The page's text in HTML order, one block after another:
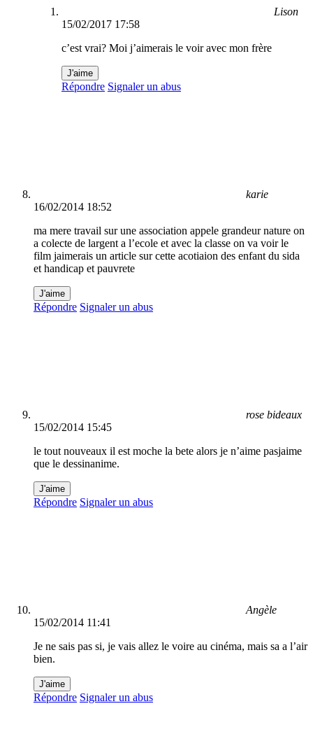
Lison
15/02/2017 17:58
c’est vrai? Moi j’aimerais le voir avec mon frère
J'aime
Répondre Signaler un abus
karie
16/02/2014 18:52
ma mere travail sur une association appele grandeur nature on
a colecte de largent a l’ecole et avec la classe on va voir le
film jaimerais un article sur cette acotiaion des enfant du sida
et handicap et pauvrete
J'aime
Répondre Signaler un abus
rose bideaux
15/02/2014 15:45
le tout nouveaux il est moche la bete alors je n’aime pasjaime
que le dessinanime.
J'aime
Répondre Signaler un abus
Angèle
15/02/2014 11:41
Je ne sais pas si, je vais allez le voire au cinéma, mais sa a l’air
bien.
J'aime
Répondre Signaler un abus